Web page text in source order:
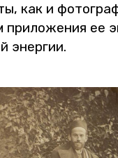
как и
при­ло­же­ния ее
энер­гии.